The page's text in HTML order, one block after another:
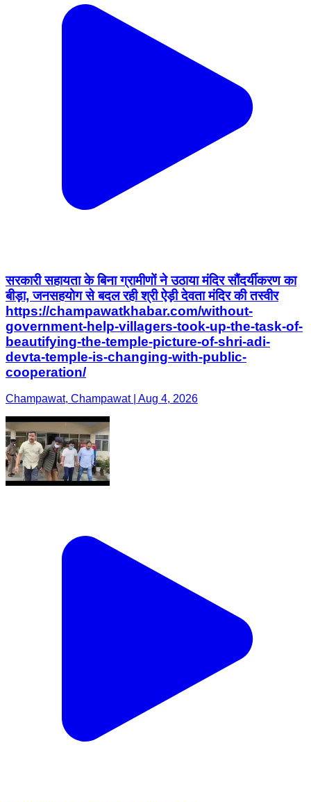
सरकारी सहायता के बिना ग्रामीणों ने उठाया मंदिर सौंदर्यीकरण का
बीड़ा, जनसहयोग से बदल रही श्री ऐड़ी देवता मंदिर की तस्वीर
https://champawatkhabar.com/without-
government-help-villagers-took-up-the-task-of-
beautifying-the-temple-picture-of-shri-adi-
devta-temple-is-changing-with-public-
cooperation/
Champawat, Champawat | Aug 4, 2026